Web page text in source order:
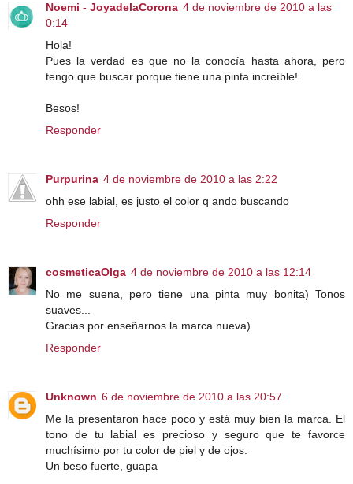
Noemi - JoyadelaCorona 4 de noviembre de 2010 a las
0:14
Hola!
Pues la verdad es que no la conocía hasta ahora, pero
tengo que buscar porque tiene una pinta increíble!
Besos!
Responder
Purpurina 4 de noviembre de 2010 a las 2:22
ohh ese labial, es justo el color q ando buscando
Responder
cosmeticaOlga 4 de noviembre de 2010 a las 12:14
No me suena, pero tiene una pinta muy bonita) Tonos
suaves...
Gracias por enseñarnos la marca nueva)
Responder
Unknown 6 de noviembre de 2010 a las 20:57
Me la presentaron hace poco y está muy bien la marca. El
tono de tu labial es precioso y seguro que te favorce
muchísimo por tu color de piel y de ojos.
Un beso fuerte, guapa